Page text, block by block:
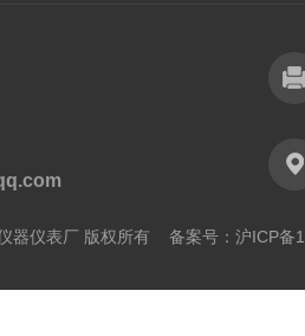
器仪表厂 版权所有 备案号：沪ICP备